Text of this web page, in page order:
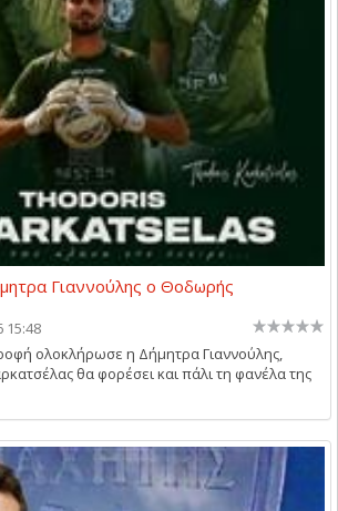
Γιαννούλης ο Θοδωρής
15:48
ολοκλήρωσε η Δήμητρα Γιαννούλης,
θα φορέσει και πάλι τη φανέλα της